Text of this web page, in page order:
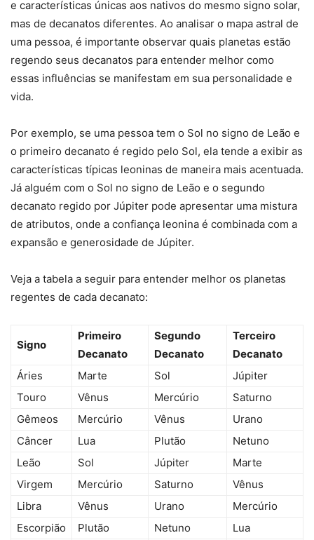
e características únicas aos nativos do mesmo signo solar,
mas de decanatos diferentes. Ao analisar o mapa astral de
uma pessoa, é importante observar quais planetas estão
regendo seus decanatos para entender melhor como
essas influências se manifestam em sua personalidade e
vida.
Por exemplo, se uma pessoa tem o Sol no signo de Leão e
o primeiro decanato é regido pelo Sol, ela tende a exibir as
características típicas leoninas de maneira mais acentuada.
Já alguém com o Sol no signo de Leão e o segundo
decanato regido por Júpiter pode apresentar uma mistura
de atributos, onde a confiança leonina é combinada com a
expansão e generosidade de Júpiter.
Veja a tabela a seguir para entender melhor os planetas
regentes de cada decanato:
Signo
Primeiro
Decanato
Segundo
Decanato
Terceiro
Decanato
Áries
Marte Sol
Júpiter
Touro
Vênus Mercúrio
Saturno
Gêmeos
Mercúrio Vênus
Urano
Câncer
Lua Plutão
Netuno
Leão
Sol Júpiter
Marte
Virgem
Mercúrio Saturno
Vênus
Libra
Vênus Urano
Mercúrio
Escorpião
Plutão Netuno
Lua